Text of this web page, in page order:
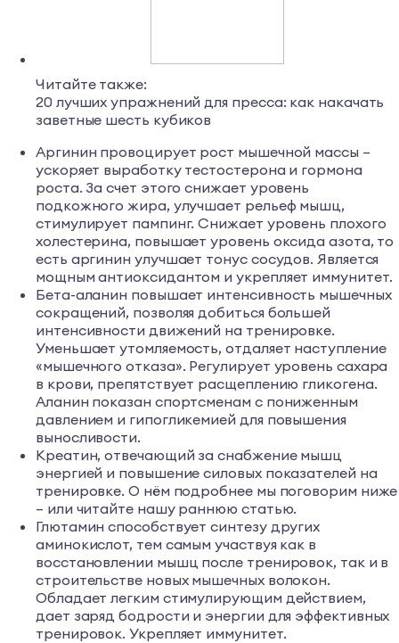
Читайте также:
20 лучших упражнений для пресса: как накачать
заветные шесть кубиков
Аргинин провоцирует рост мышечной массы –
ускоряет выработку тестостерона и гормона
роста. За счет этого снижает уровень
подкожного жира, улучшает рельеф мышц,
стимулирует пампинг. Снижает уровень плохого
холестерина, повышает уровень оксида азота, то
есть аргинин улучшает тонус сосудов. Является
мощным антиоксидантом и укрепляет иммунитет.
Бета-аланин повышает интенсивность мышечных
сокращений, позволяя добиться большей
интенсивности движений на тренировке.
Уменьшает утомляемость, отдаляет наступление
«мышечного отказа». Регулирует уровень сахара
в крови, препятствует расщеплению гликогена.
Аланин показан спортсменам с пониженным
давлением и гипогликемией для повышения
выносливости.
Креатин, отвечающий за снабжение мышц
энергией и повышение силовых показателей на
тренировке. О нём подробнее мы поговорим ниже
– или читайте нашу раннюю статью.
Глютамин способствует синтезу других
аминокислот, тем самым участвуя как в
восстановлении мышц после тренировок, так и в
строительстве новых мышечных волокон.
Обладает легким стимулирующим действием,
дает заряд бодрости и энергии для эффективных
тренировок. Укрепляет иммунитет.